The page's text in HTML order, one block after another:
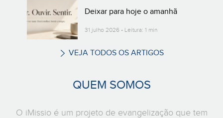
Deixar para hoje o amanhã
31 julho 2026 • Leitura: 1 min
VEJA TODOS OS ARTIGOS
QUEM SOMOS
O iMissio é um projeto de evangelização que tem